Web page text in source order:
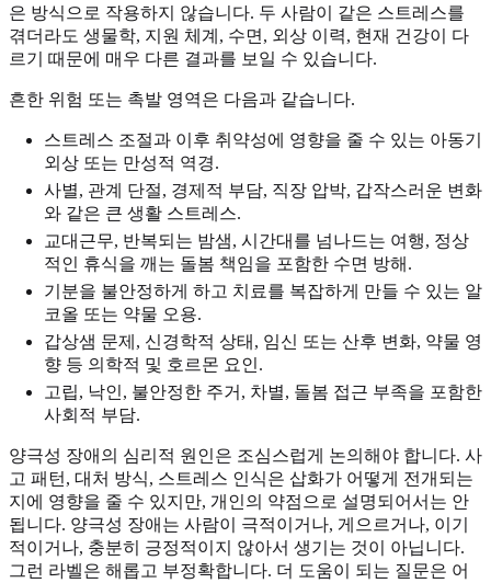
은 방식으로 작용하지 않습니다. 두 사람이 같은 스트레스를
겪더라도 생물학, 지원 체계, 수면, 외상 이력, 현재 건강이 다
르기 때문에 매우 다른 결과를 보일 수 있습니다.
흔한 위험 또는 촉발 영역은 다음과 같습니다.
스트레스 조절과 이후 취약성에 영향을 줄 수 있는 아동기
외상 또는 만성적 역경.
사별, 관계 단절, 경제적 부담, 직장 압박, 갑작스러운 변화
와 같은 큰 생활 스트레스.
교대근무, 반복되는 밤샘, 시간대를 넘나드는 여행, 정상
적인 휴식을 깨는 돌봄 책임을 포함한 수면 방해.
기분을 불안정하게 하고 치료를 복잡하게 만들 수 있는 알
코올 또는 약물 오용.
갑상샘 문제, 신경학적 상태, 임신 또는 산후 변화, 약물 영
향 등 의학적 및 호르몬 요인.
고립, 낙인, 불안정한 주거, 차별, 돌봄 접근 부족을 포함한
사회적 부담.
양극성 장애의 심리적 원인은 조심스럽게 논의해야 합니다. 사
고 패턴, 대처 방식, 스트레스 인식은 삽화가 어떻게 전개되는
지에 영향을 줄 수 있지만, 개인의 약점으로 설명되어서는 안
됩니다. 양극성 장애는 사람이 극적이거나, 게으르거나, 이기
적이거나, 충분히 긍정적이지 않아서 생기는 것이 아닙니다.
그런 라벨은 해롭고 부정확합니다. 더 도움이 되는 질문은 어